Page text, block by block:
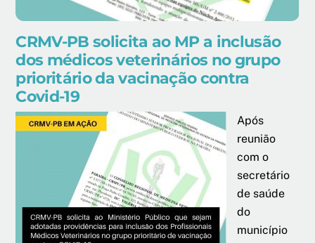
CRMV-PB solicita ao MP a inclusão
dos médicos veterinários no grupo
prioritário da vacinação contra
Covid-19
Após
reunião
com o
secretário
de saúde
do
município